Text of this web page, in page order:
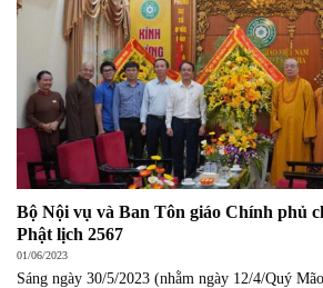
Bộ Nội vụ và Ban Tôn giáo Chính phủ
Phật lịch 2567
01/06/2023
Sáng ngày 30/5/2023 (nhằm ngày 12/4/Quý